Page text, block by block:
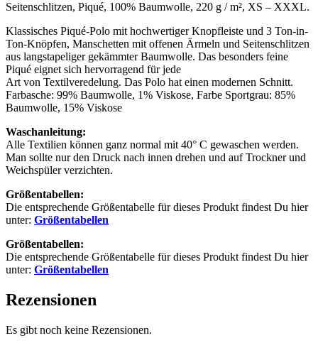
Seitenschlitzen, Piqué, 100% Baumwolle, 220 g / m², XS – XXXL.
Klassisches Piqué-Polo mit hochwertiger Knopfleiste und 3 Ton-in-
Ton-Knöpfen, Manschetten mit offenen Ärmeln und Seitenschlitzen
aus langstapeliger gekämmter Baumwolle. Das besonders feine
Piqué eignet sich hervorragend für jede
Art von Textilveredelung. Das Polo hat einen modernen Schnitt.
Farbasche: 99% Baumwolle, 1% Viskose, Farbe Sportgrau: 85%
Baumwolle, 15% Viskose
Waschanleitung:
Alle Textilien können ganz normal mit 40° C gewaschen werden.
Man sollte nur den Druck nach innen drehen und auf Trockner und
Weichspüler verzichten.
Größentabellen:
Die entsprechende Größentabelle für dieses Produkt findest Du hier
unter: Größentabellen
Größentabellen:
Die entsprechende Größentabelle für dieses Produkt findest Du hier
unter: Größentabellen
Rezensionen
Es gibt noch keine Rezensionen.